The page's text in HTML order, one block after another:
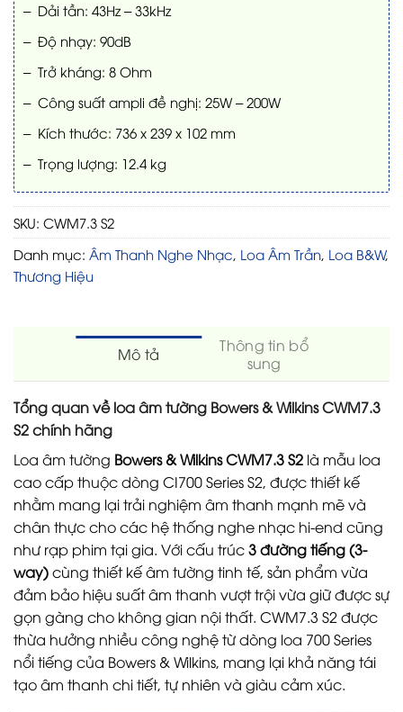
– Dải tần: 43Hz – 33kHz
– Độ nhạy: 90dB
– Trở kháng: 8 Ohm
– Công suất ampli đề nghị: 25W – 200W
– Kích thước: 736 x 239 x 102 mm
– Trọng lượng: 12.4 kg
SKU: CWM7.3 S2
Danh mục: Âm Thanh Nghe Nhạc Loa Âm Trần Loa B&W,
Thương Hiệu
Mô tả
Thông tin bổ
sung
Tổng quan về loa âm tường Bowers & Wilkins CWM7.3
S2 chính hãng
Loa âm tường Bowers & Wilkins CWM7.3 S2 là mẫu loa
cao cấp thuộc dòng CI700 Series S2, được thiết kế
nhằm mang lại trải nghiệm âm thanh mạnh mẽ và
chân thực cho các hệ thống nghe nhạc hi-end cũng
như rạp phim tại gia. Với cấu trúc3 đường tiếng (3-
way)cùng thiết kế âm tường tinh tế, sản phẩm vừa
đảm bảo hiệu suất âm thanh vượt trội vừa giữ được sự
gọn gàng cho không gian nội thất. CWM7.3 S2 được
thừa hưởng nhiều công nghệ từ dòng loa 700 Series
nổi tiếng của Bowers & Wilkins, mang lại khả năng tái
tạo âm thanh chi tiết, tự nhiên và giàu cảm xúc.